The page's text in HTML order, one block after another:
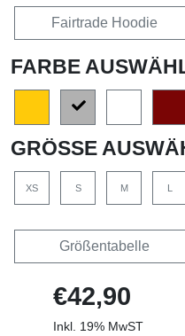
Fairtrade Hoodie
FARBE
GRÖSSE
XS S M L
Größentabelle
€42,90
Inkl. 19% MwST